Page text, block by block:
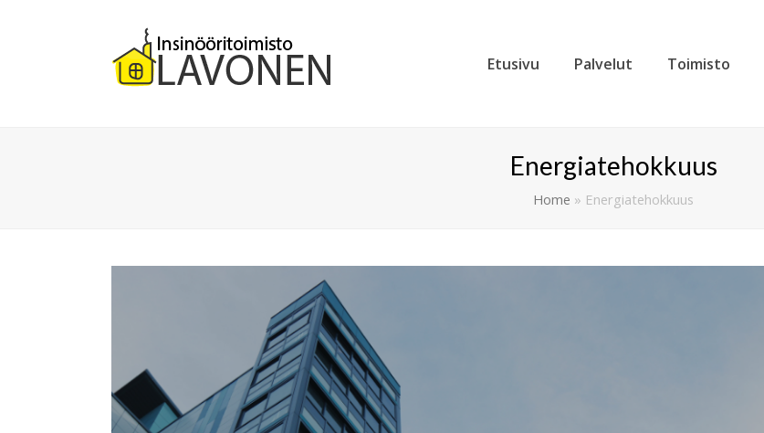
Etusivu Palvelut Toimisto
Energiatehokkuus
Home » Energiatehokkuus